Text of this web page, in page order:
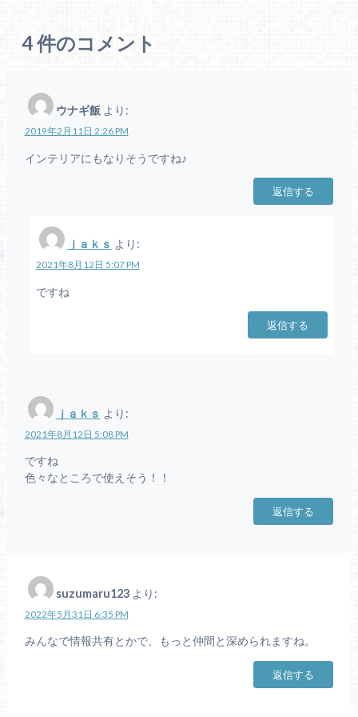
4件のコメント
ウナギ飯 より:
2019年2月11日 2:26 PM
インテリアにもなりそうですね♪
返信する
ｊａｋｓ より:
2021年8月12日 5:07 PM
ですね
返信する
ｊａｋｓ より:
2021年8月12日 5:08 PM
ですね
色々なところで使えそう！！
返信する
suzumaru123 より:
2022年5月31日 6:35 PM
みんなで情報共有とかで、もっと仲間と深められますね。
返信する